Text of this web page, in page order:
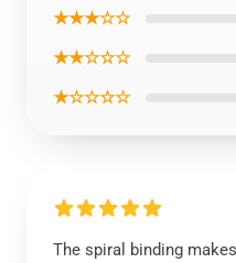
★★★☆☆
★★☆☆☆
★☆☆☆☆
The spiral binding